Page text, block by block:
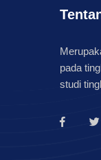
pada
studi